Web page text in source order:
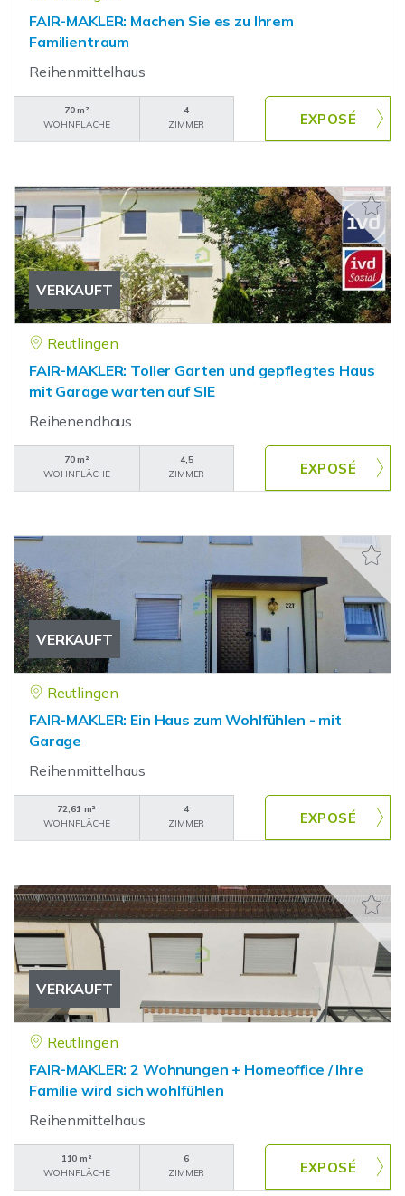
FAIR-MAKLER: Machen Sie es zu Ihrem
Familientraum
Reihenmittelhaus
70 m²
WOHNFLÄCHE
4
ZIMMER
VERKAUFT
Reutlingen
FAIR-MAKLER: Toller Garten und gepflegtes Haus
mit Garage warten auf SIE
Reihenendhaus
70 m²
WOHNFLÄCHE
4,5
ZIMMER
VERKAUFT
Reutlingen
FAIR-MAKLER: Ein Haus zum Wohlfühlen - mit
Garage
Reihenmittelhaus
72,61 m²
WOHNFLÄCHE
4
ZIMMER
VERKAUFT
Reutlingen
FAIR-MAKLER: 2 Wohnungen + Homeoffice / Ihre
Familie wird sich wohlfühlen
Reihenmittelhaus
110 m²
WOHNFLÄCHE
6
ZIMMER